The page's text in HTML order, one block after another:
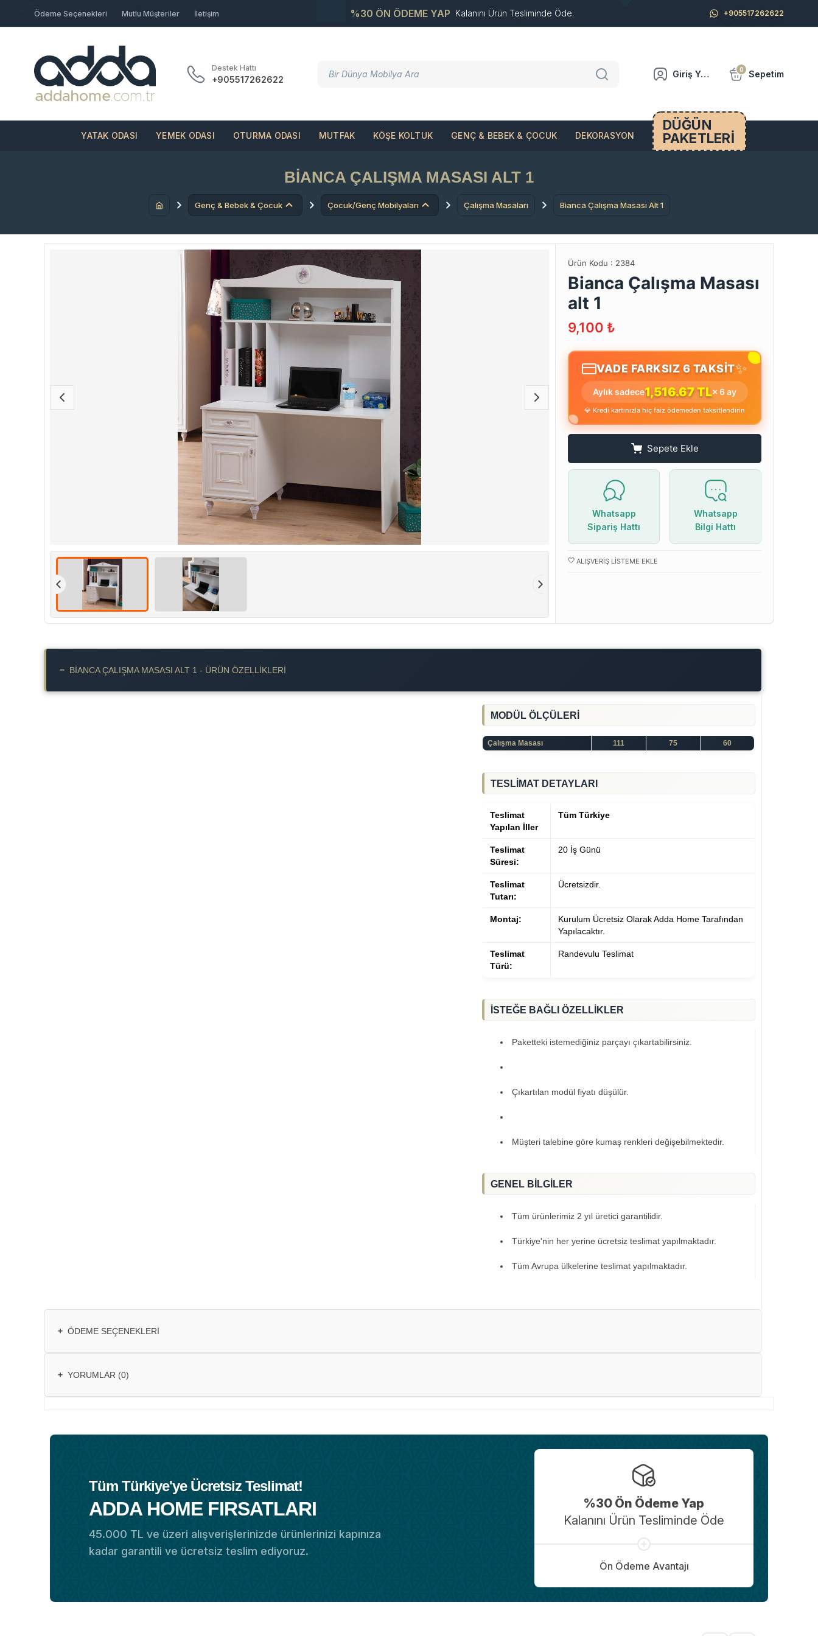
Ödeme Seçenekleri Mutlu Müşteriler İletişim %30 ÖN ÖDEME YAP Kalanını Ürün Tesliminde Öde. +905517262622
Destek Hattı
+905517262622
Giriş Yap 0 Sepetim
YATAK ODASI YEMEK ODASI OTURMA ODASI MUTFAK KÖŞE KOLTUK GENÇ & BEBEK & ÇOCUK DEKORASYON
DÜĞÜN
PAKETLERİ
BIANCA ÇALIŞMA MASASI ALT 1
Genç & Bebek & Çocuk Çocuk/Genç Mobilyaları Çalışma Masaları Bianca Çalışma Masası Alt 1
Ürün Kodu : 2384
Bianca Çalışma Masası
alt 1
9,100 ₺
VADE FARKSIZ 6 TAKSİT✨
Aylık sadece1,516.67 TL× 6 ay
💎 Kredi kartınızla hiç faiz ödemeden taksitlendirin
Sepete Ekle
Whatsapp
Sipariş Hattı
Whatsapp
Bilgi Hattı
ALIŞVERIŞ LISTEME EKLE
− BIANCA ÇALIŞMA MASASI ALT 1 - ÜRÜN ÖZELLIKLERI
MODÜL ÖLÇÜLERİ
Çalışma Masası 111 75 60
TESLİMAT DETAYLARI
Teslimat
Yapılan İller
Tüm Türkiye
Teslimat
Süresi:
20 İş Günü
Teslimat
Tutarı:
Ücretsizdir.
Montaj:
Kurulum Ücretsiz Olarak Adda Home Tarafından
Yapılacaktır.
Teslimat
Türü:
Randevulu Teslimat
İSTEĞE BAĞLI ÖZELLİKLER
Paketteki istemediğiniz parçayı çıkartabilirsiniz.
Çıkartılan modül fiyatı düşülür.
Müşteri talebine göre kumaş renkleri değişebilmektedir.
GENEL BİLGİLER
Tüm ürünlerimiz 2 yıl üretici garantilidir.
Türkiye'nin her yerine ücretsiz teslimat yapılmaktadır.
Tüm Avrupa ülkelerine teslimat yapılmaktadır.
+ ÖDEME SEÇENEKLERI
+ YORUMLAR (0)
Tüm Türkiye'ye Ücretsiz Teslimat!
ADDA HOME FIRSATLARI
45.000 TL ve üzeri alışverişlerinizde ürünlerinizi kapınıza
kadar garantili ve ücretsiz teslim ediyoruz.
%30 Ön Ödeme Yap
Kalanını Ürün Tesliminde Öde
Ön Ödeme Avantajı